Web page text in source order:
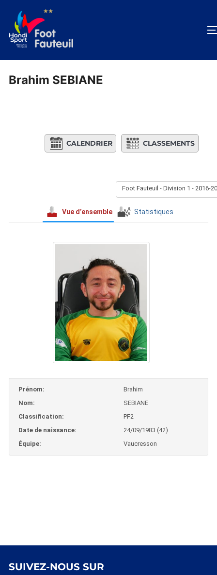
contenu
Brahim SEBIANE
CALENDRIER CLASSEMENTS
Foot Fauteuil - Division 1 - 2016-
Vue d’ensemble Statistiques
Prénom:
Brahim
Nom:
SEBIANE
Classification:
PF2
Date de naissance:
24/09/1983 (42)
Équipe:
Vaucresson
SUIVEZ-NOUS SUR